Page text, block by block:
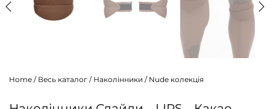
Home / Весь каталог / Наколінники / Nude колекція